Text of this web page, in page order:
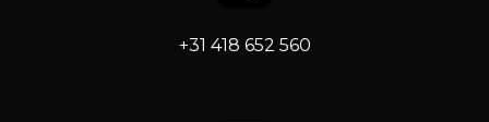
+31 418 652 560